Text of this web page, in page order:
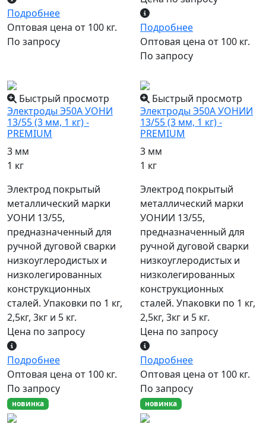
Подробнее
Оптовая цена от 100 кг.
По запросу
Подробнее
Оптовая цена от 100 кг.
По запросу
Быстрый просмотр
Электроды Э50А УОНИ
13/55 (3 мм, 1 кг) -
PREMIUM
3 мм
1 кг
Электрод покрытый
металлический марки
УОНИ 13/55,
предназначенный для
ручной дуговой сварки
низкоуглеродистых и
низколегированных
конструкционных
сталей. Упаковки по 1 кг,
2,5кг, 3кг и 5 кг.
Цена по запросу
Подробнее
Оптовая цена от 100 кг.
По запросу
Быстрый просмотр
Электроды Э50А УОНИИ
13/55 (3 мм, 1 кг) -
PREMIUM
3 мм
1 кг
Электрод покрытый
металлический марки
УОНИИ 13/55,
предназначенный для
ручной дуговой сварки
низкоуглеродистых и
низколегированных
конструкционных
сталей. Упаковки по 1 кг,
2,5кг, 3кг и 5 кг.
Цена по запросу
Подробнее
Оптовая цена от 100 кг.
По запросу
новинка новинка